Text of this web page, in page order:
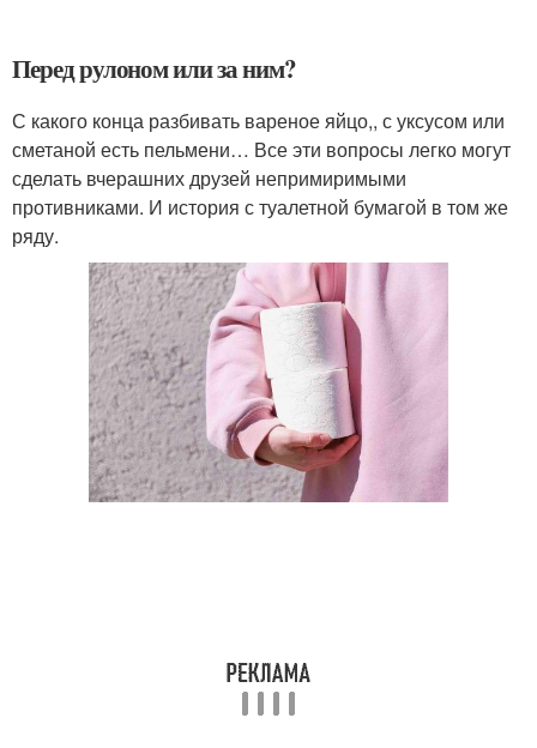
Перед рулоном или за ним?
С какого конца разбивать вареное яйцо,, с уксусом или
сметаной есть пельмени… Все эти вопросы легко могут
сделать вчерашних друзей непримиримыми
противниками. И история с туалетной бумагой в том же
ряду.